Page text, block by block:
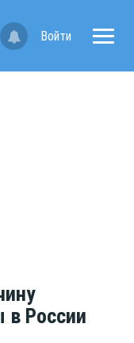
Войти
в России